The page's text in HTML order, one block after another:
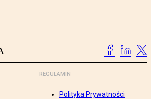
REGULAMIN
Polityka Prywatności